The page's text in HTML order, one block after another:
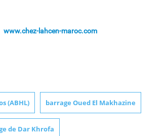
www.chez-lahcen-maroc.com
(ABHL) barrage Oued El Makhazine
de Dar Khrofa